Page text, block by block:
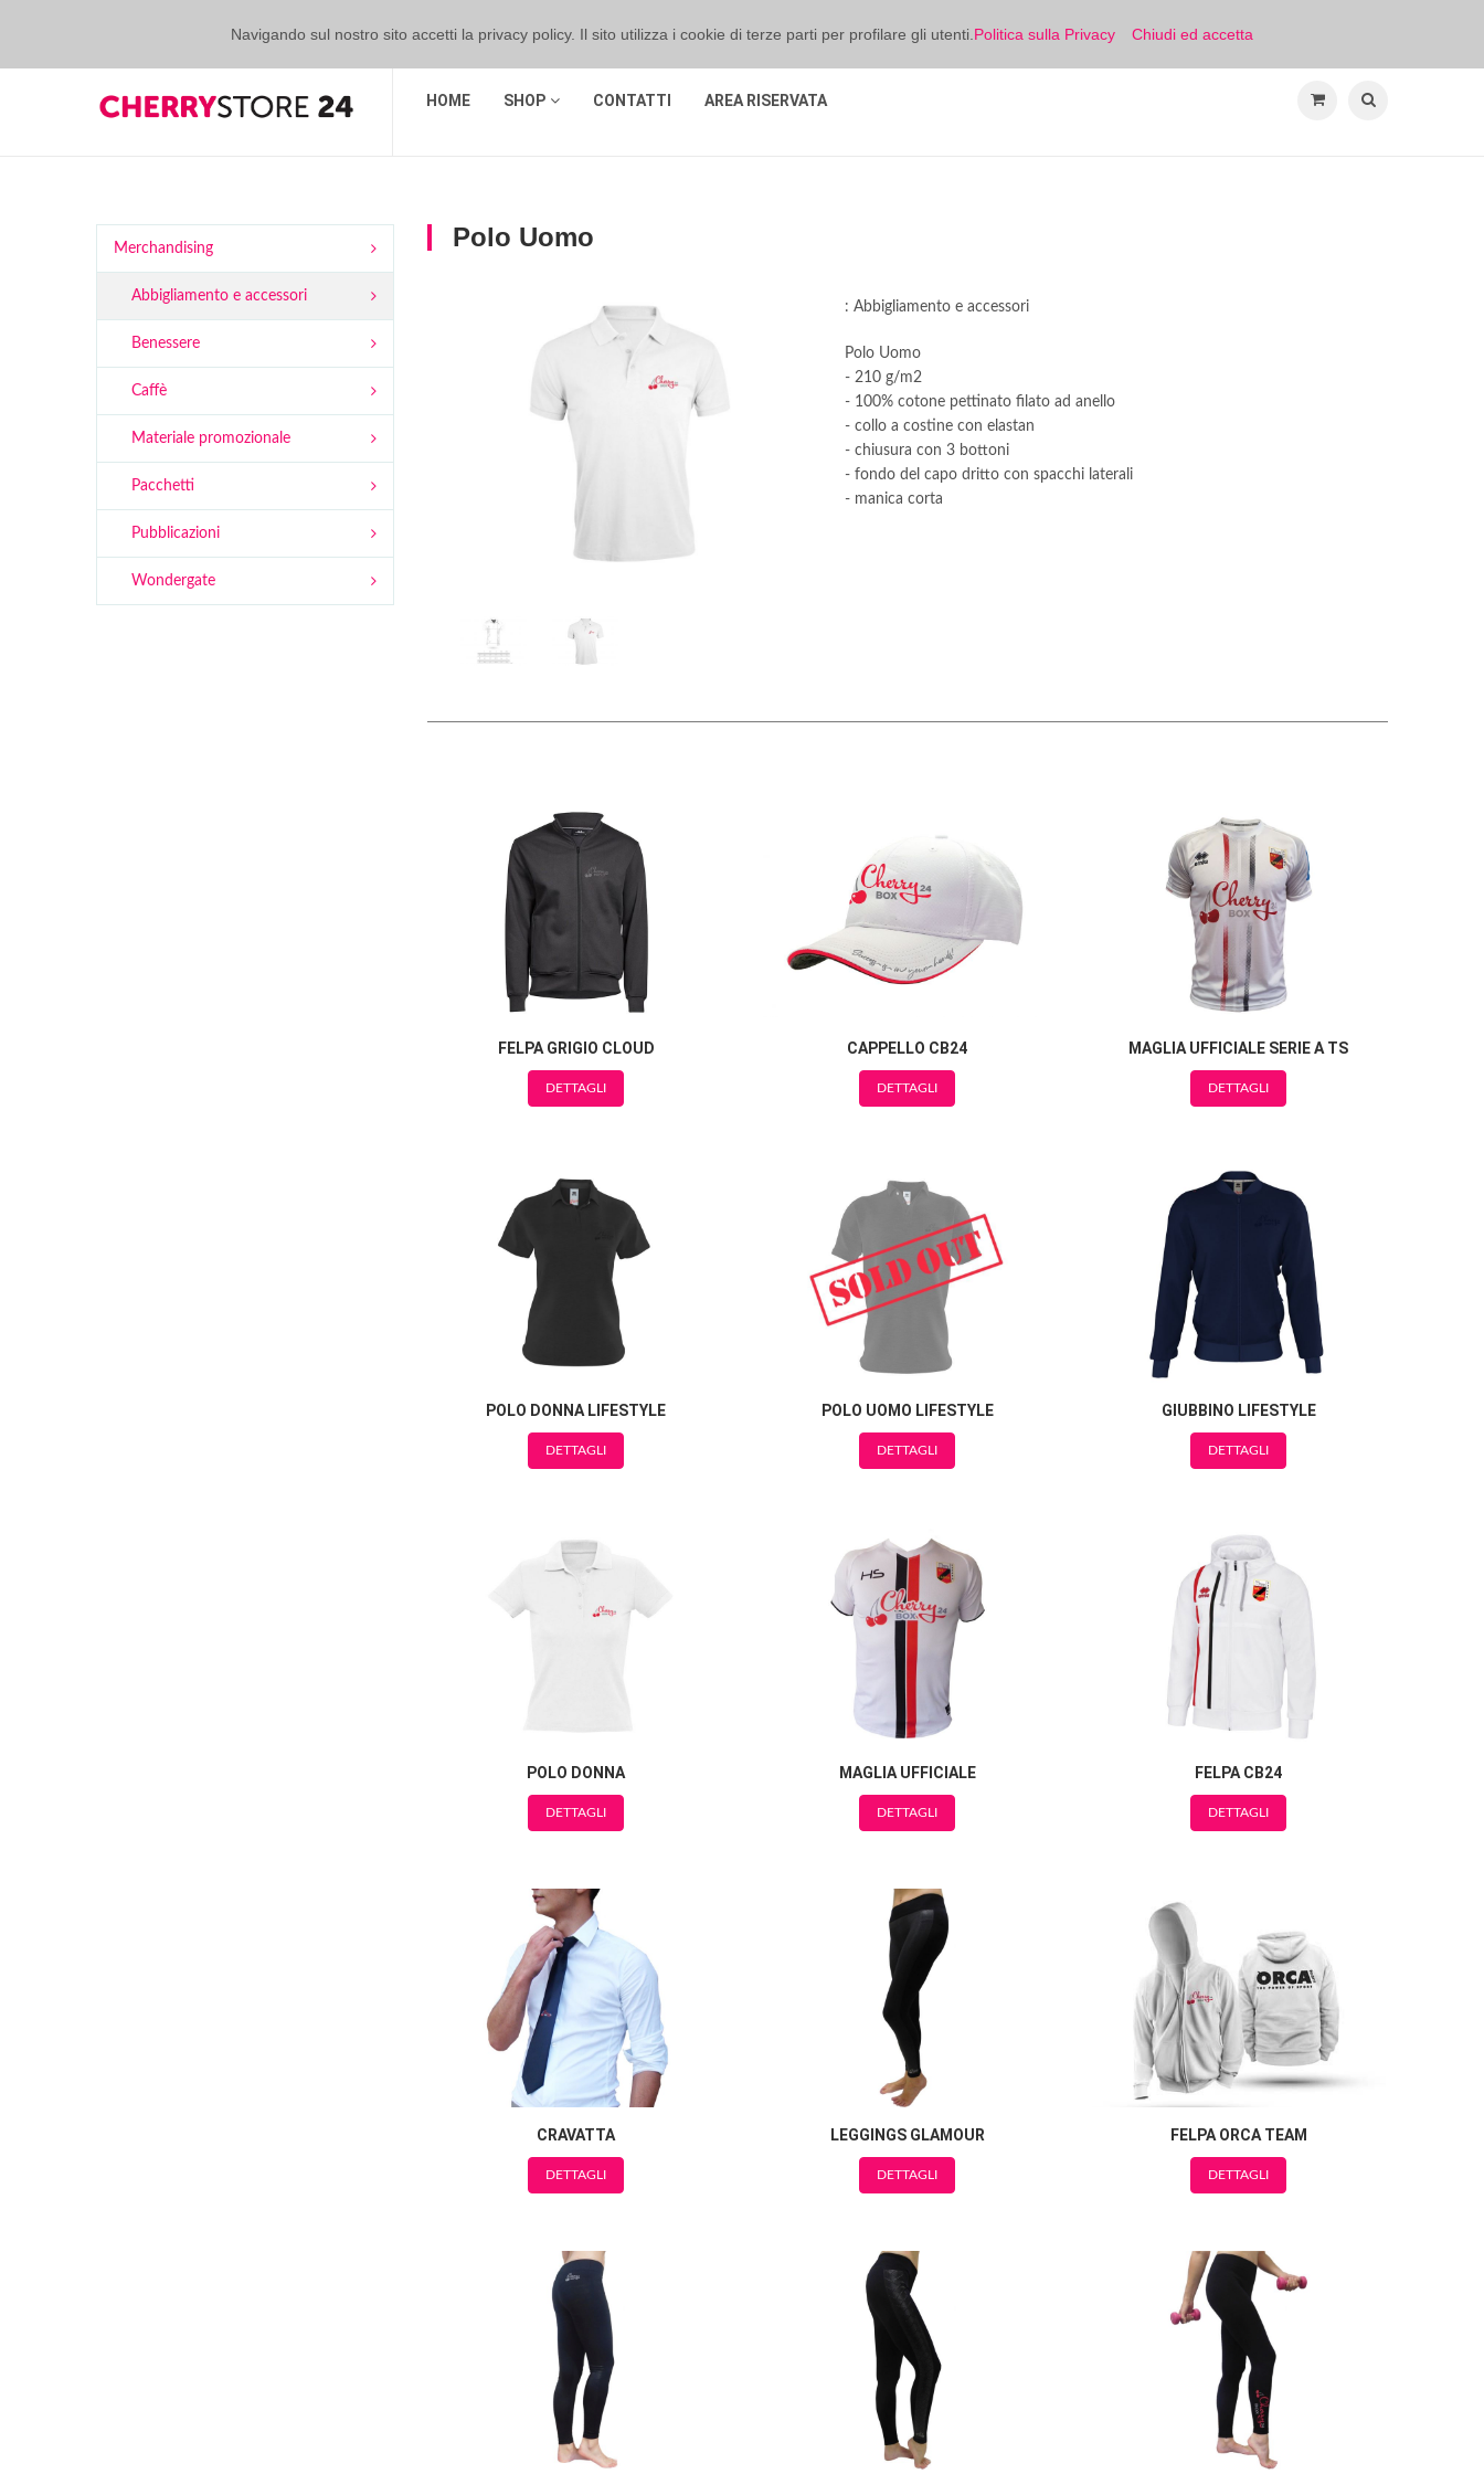
HOME SHOP CONTATTI AREA RISERVATA
Merchandising
Abbigliamento e accessori
Benessere
Caffè
Materiale promozionale
Pacchetti
Pubblicazioni
Wondergate
Polo Uomo
: Abbigliamento e accessori
Polo Uomo
- 210 g/m2
- 100% cotone pettinato filato ad anello
- collo a costine con elastan
- chiusura con 3 bottoni
- fondo del capo dritto con spacchi laterali
- manica corta
FELPA GRIGIO CLOUD
DETTAGLI
CAPPELLO CB24
DETTAGLI
MAGLIA UFFICIALE SERIE A TS
DETTAGLI
POLO DONNA LIFESTYLE
DETTAGLI
POLO UOMO LIFESTYLE
DETTAGLI
GIUBBINO LIFESTYLE
DETTAGLI
POLO DONNA
DETTAGLI
MAGLIA UFFICIALE
DETTAGLI
FELPA CB24
DETTAGLI
CRAVATTA
DETTAGLI
LEGGINGS GLAMOUR
DETTAGLI
FELPA ORCA TEAM
DETTAGLI
Navigando sul nostro sito accetti la privacy policy. Il sito utilizza i cookie di terze parti per profilare gli utenti. Politica sulla Privacy Chiudi ed accetta